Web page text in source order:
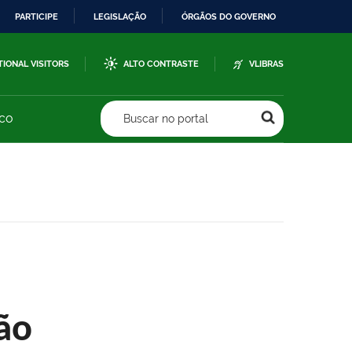
PARTICIPE LEGISLAÇÃO ÓRGÃOS DO GOVERNO
VISITORS ALTO CONTRASTE VLIBRAS
Buscar no portal